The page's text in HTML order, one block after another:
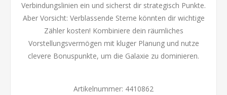
Verbindungslinien ein und sicherst dir strategisch Punkte.
Aber Vorsicht: Verblassende Sterne könnten dir wichtige
Zähler kosten! Kombiniere dein räumliches
Vorstellungsvermögen mit kluger Planung und nutze
clevere Bonuspunkte, um die Galaxie zu dominieren.
Artikelnummer: 4410862